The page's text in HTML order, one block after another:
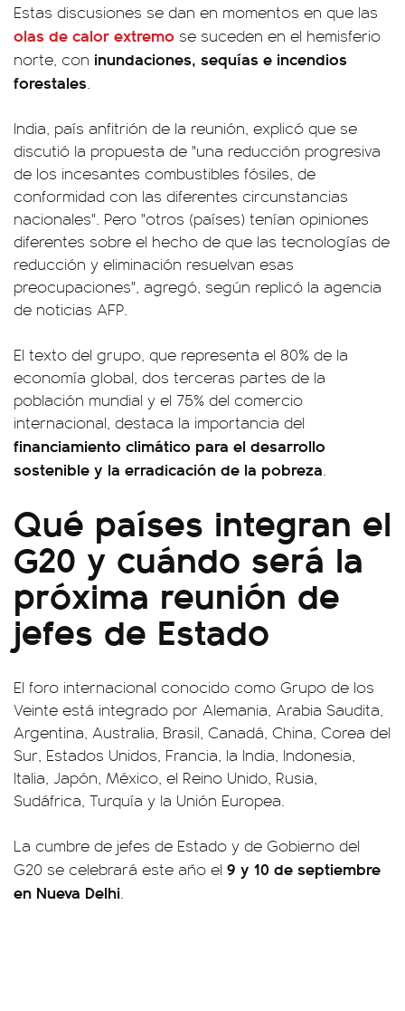
Estas discusiones se dan en momentos en que las
olas de calor extremo se suceden en el hemisferio
norte, con inundaciones, sequías e incendios
forestales.
India, país anfitrión de la reunión, explicó que se
discutió la propuesta de "una reducción progresiva
de los incesantes combustibles fósiles, de
conformidad con las diferentes circunstancias
nacionales". Pero "otros (países) tenían opiniones
diferentes sobre el hecho de que las tecnologías de
reducción y eliminación resuelvan esas
preocupaciones", agregó, según replicó la agencia
de noticias AFP.
El texto del grupo, que representa el 80% de la
economía global, dos terceras partes de la
población mundial y el 75% del comercio
internacional, destaca la importancia del
financiamiento climático para el desarrollo
sostenible y la erradicación de la pobreza.
Qué países integran el
G20 y cuándo será la
próxima reunión de
jefes de Estado
El foro internacional conocido como Grupo de los
Veinte está integrado por Alemania, Arabia Saudita,
Argentina, Australia, Brasil, Canadá, China, Corea del
Sur, Estados Unidos, Francia, la India, Indonesia,
Italia, Japón, México, el Reino Unido, Rusia,
Sudáfrica, Turquía y la Unión Europea.
La cumbre de jefes de Estado y de Gobierno del
G20 se celebrará este año el 9 y 10 de septiembre
en Nueva Delhi.